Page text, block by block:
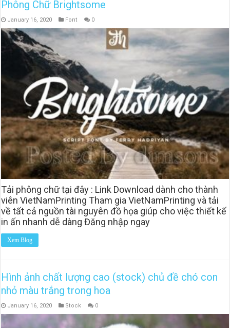
Phông Chữ Brightsome
January 16, 2020 Font 0
Tải phông chữ tại đây : Link Download dành cho thành
viên VietNamPrinting Tham gia VietNamPrinting và tải
về tất cả nguồn tài nguyên đồ họa giúp cho việc thiết kế
in ấn nhanh dễ dàng Đăng nhập ngay
Xem Blog
Hình ảnh chất lượng cao (stock) chủ đề chó con
nhỏ màu trắng trong hoa
January 16, 2020 Stock 0